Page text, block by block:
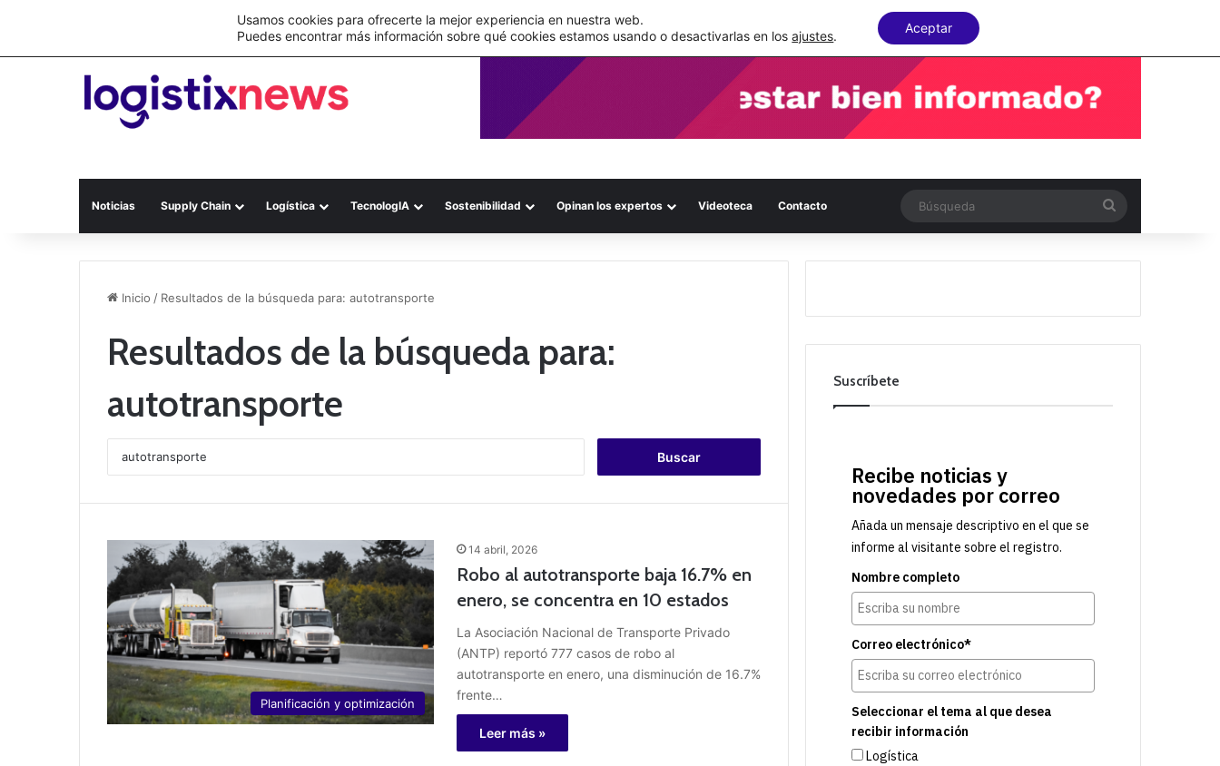
Nueva Ley Aduanera eleva el costo de los errores documentales
Noticias Supply Chain Logística TecnologIA Sostenibilidad Opinan los expertos Videoteca Contacto
Inicio / Resultados de la búsqueda para: autotransporte
Resultados de la búsqueda para:
autotransporte
c
Planificación y optimización
14 abril, 2026
Robo al autotransporte baja 16.7% en
enero, se concentra en 10 estados
La Asociación Nacional de Transporte Privado
(ANTP) reportó 777 casos de robo al
autotransporte en enero, una disminución de 16.7%
frente…
Leer más »
Suscríbete
Recibe noticias y
novedades por correo
Añada un mensaje descriptivo en el que se
informe al visitante sobre el registro.
Nombre completo
Correo electrónico*
Seleccionar el tema al que desea
recibir información
Logística
Usamos cookies para ofrecerte la mejor experiencia en nuestra web.
Puedes encontrar más información sobre qué cookies estamos usando o desactivarlas en losajustes.
Aceptar